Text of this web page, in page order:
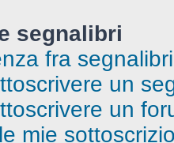
segnalibri
fra
un
un
mie